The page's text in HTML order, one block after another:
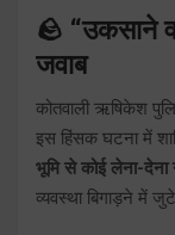
🪨 “उकसाने
जवाब
कोतवाली ऋषिकेश
इस हिंसक घटना में
भूमि से कोई लेना-देना
व्यवस्था बिगाड़ने में